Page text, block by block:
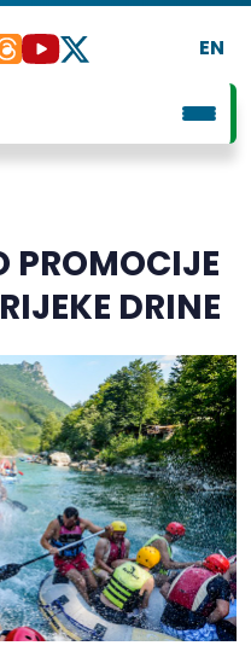
EN
PROMOCIJE
DRINE